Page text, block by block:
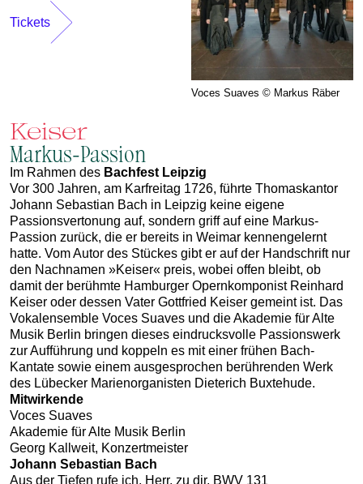
Tickets
Voces Suaves © Markus Räber
Keiser
Markus-Passion
Im Rahmen des Bachfest Leipzig
Vor 300 Jahren, am Karfreitag 1726, führte Thomaskantor
Johann Sebastian Bach in Leipzig keine eigene
Passionsvertonung auf, sondern griff auf eine Markus-
Passion zurück, die er bereits in Weimar kennengelernt
hatte. Vom Autor des Stückes gibt er auf der Handschrift nur
den Nachnamen »Keiser« preis, wobei offen bleibt, ob
damit der berühmte Hamburger Opernkomponist Reinhard
Keiser oder dessen Vater Gottfried Keiser gemeint ist. Das
Vokalensemble Voces Suaves und die Akademie für Alte
Musik Berlin bringen dieses eindrucksvolle Passionswerk
zur Aufführung und koppeln es mit einer frühen Bach-
Kantate sowie einem ausgesprochen berührenden Werk
des Lübecker Marienorganisten Dieterich Buxtehude.
Mitwirkende
Voces Suaves
Akademie für Alte Musik Berlin
Georg Kallweit, Konzertmeister
Johann Sebastian Bach
Aus der Tiefen rufe ich, Herr, zu dir, BWV 131